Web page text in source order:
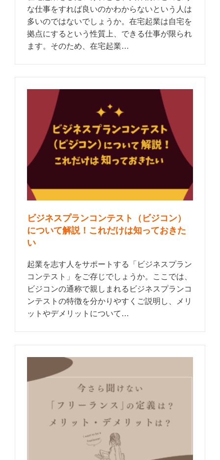
な仕事をすれば良いのかわからないという人は
多いのではないでしょうか。在宅起業は自宅を
拠点にするという性質上、できる仕事が限られ
ます。そのため、在宅起業…
ビジネスプランコンテスト（ビジコン）
について解説！これだけは知っておきた
い
起業を志す人をサポートする「ビジネスプラン
コンテスト」をご存じでしょうか。ここでは、
ビジコンの通称で親しまれるビジネスプランコ
ンテストの特徴を分かりやすくご説明し、メリ
ットやデメリットについて…